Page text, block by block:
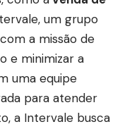
um grupo
a missão de
e minimizar a
uma equipe
para atender
a Intervale busca